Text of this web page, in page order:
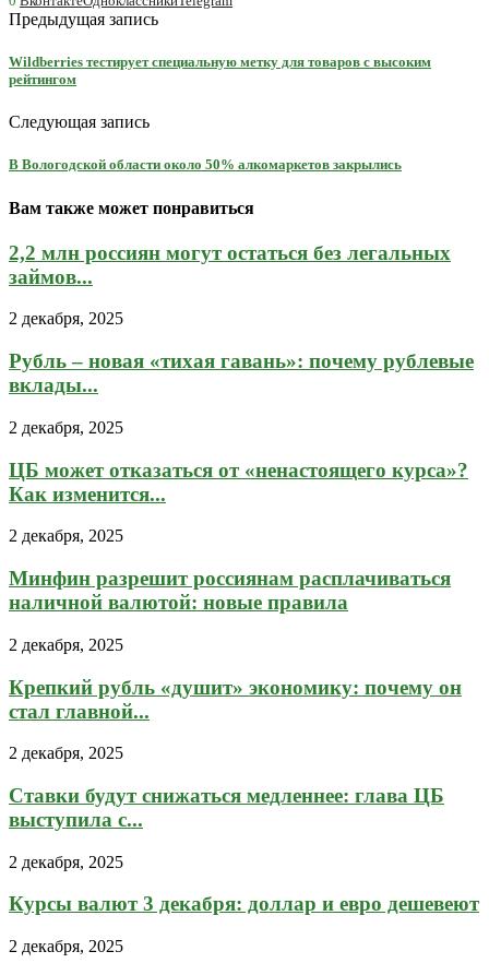
Предыдущая запись
Wildberries тестирует специальную метку для товаров с высоким
рейтингом
Следующая запись
В Вологодской области около 50% алкомаркетов закрылись
Вам также может понравиться
2,2 млн россиян могут остаться без легальных
займов...
2 декабря, 2025
Рубль – новая «тихая гавань»: почему рублевые
вклады...
2 декабря, 2025
ЦБ может отказаться от «ненастоящего курса»?
Как изменится...
2 декабря, 2025
Минфин разрешит россиянам расплачиваться
наличной валютой: новые правила
2 декабря, 2025
Крепкий рубль «душит» экономику: почему он
стал главной...
2 декабря, 2025
Ставки будут снижаться медленнее: глава ЦБ
выступила с...
2 декабря, 2025
Курсы валют 3 декабря: доллар и евро дешевеют
2 декабря, 2025